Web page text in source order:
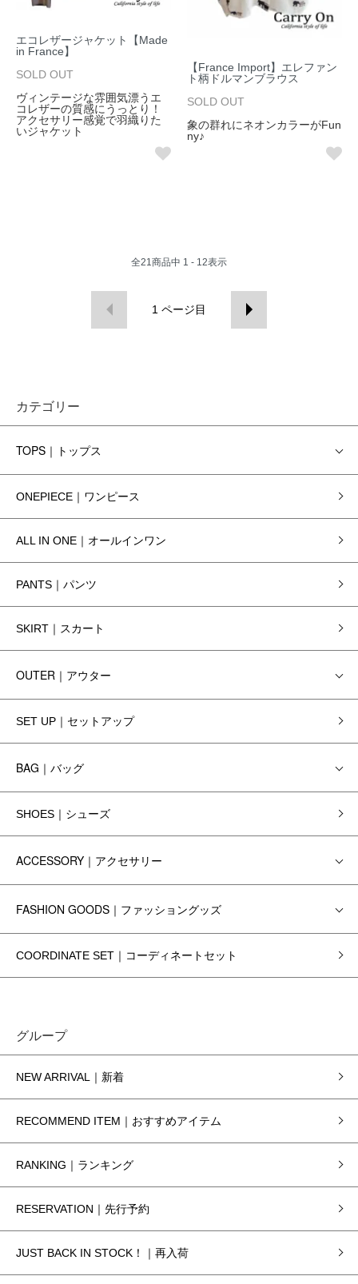
エコレザージャケット【Made
in France】
SOLD OUT
ヴィンテージな雰囲気漂うエ
コレザーの質感にうっとり！
アクセサリー感覚で羽織りた
いジャケット
【France Import】エレファン
ト柄ドルマンブラウス
SOLD OUT
象の群れにネオンカラーがFun
ny♪
全21商品中 1 - 12表示
1 ページ目
カテゴリー
TOPS｜トップス
ONEPIECE｜ワンピース
ALL IN ONE｜オールインワン
PANTS｜パンツ
SKIRT｜スカート
OUTER｜アウター
SET UP｜セットアップ
BAG｜バッグ
SHOES｜シューズ
ACCESSORY｜アクセサリー
FASHION GOODS｜ファッショングッズ
COORDINATE SET｜コーディネートセット
グループ
NEW ARRIVAL｜新着
RECOMMEND ITEM｜おすすめアイテム
RANKING｜ランキング
RESERVATION｜先行予約
JUST BACK IN STOCK！｜再入荷